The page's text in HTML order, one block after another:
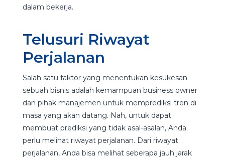
dalam bekerja.
Telusuri Riwayat
Perjalanan
Salah satu faktor yang menentukan kesukesan
sebuah bisnis adalah kemampuan business owner
dan pihak manajemen untuk memprediksi tren di
masa yang akan datang. Nah, untuk dapat
membuat prediksi yang tidak asal-asalan, Anda
perlu melihat riwayat perjalanan. Dari riwayat
perjalanan, Anda bisa melihat seberapa jauh jarak